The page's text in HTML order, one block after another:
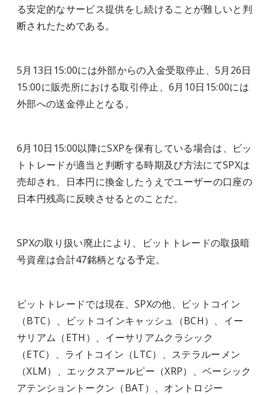
る安定的なサービス提供をし続けることが難しいと判
断されたためである。
5月13日15:00には外部からの入金受取停止、5月26日
15:00に販売所における取引停止、6月10日15:00には
外部への送金停止となる。
6月10日15:00以降にSXPを保有している場合は、ビッ
トトレードが適当と判断する時期及び方法にてSPXは
売却され、日本円に換金したうえでユーザーの口座の
日本円残高に反映させるとのことだ。
SPXの取り扱い廃止により、ビットトレードの取扱暗
号資産は合計47銘柄となる予定。
ビットトレードでは現在、SPXの他、ビットコイン
（BTC）、ビットコインキャッシュ（BCH）、イー
サリアム（ETH）、イーサリアムクラシック
（ETC）、ライトコイン（LTC）、ステラルーメン
（XLM）、エックスアールピー（XRP）、ベーシック
アテンショントークン（BAT）、オントロジー